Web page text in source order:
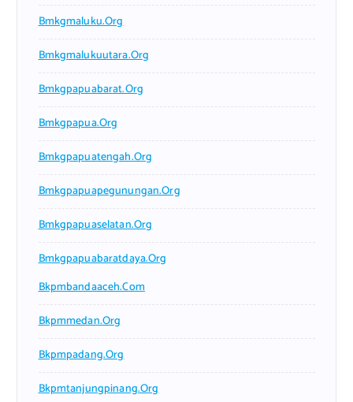
Bmkgmaluku.org
Bmkgmalukuutara.org
Bmkgpapuabarat.org
Bmkgpapua.org
Bmkgpapuatengah.org
Bmkgpapuapegunungan.org
Bmkgpapuaselatan.org
Bmkgpapuabaratdaya.org
Bkpmbandaaceh.com
Bkpmmedan.org
Bkpmpadang.org
Bkpmtanjungpinang.org